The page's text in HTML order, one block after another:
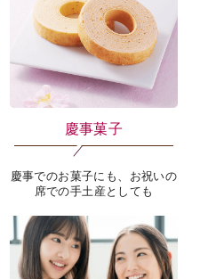
慶事菓子
慶事でのお菓子にも、お祝いの
席での手土産としても
海外 Overseas shops